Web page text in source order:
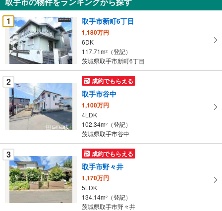
を
受
け
取
る
・
条
件
を
マ
イ
ペ
ジ
に
保
存
す
る
1
取手市新町6丁目
1,180万円
6DK
117.71m2
（登記）
茨城県取手市新町6丁目
2 成約でもらえる
取手市谷中
1,100万円
4LDK
102.34m2
（登記）
茨城県取手市谷中
3 成約でもらえる
取手市野々井
1,170万円
5LDK
134.14m2
（登記）
茨城県取手市野々井